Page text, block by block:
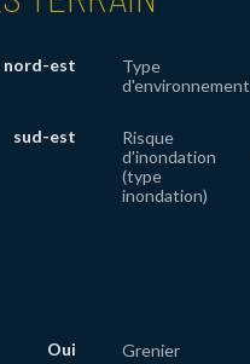
nord-est
Type
d'environnement
sud-est
Risque
d'inondation
(type
inondation)
Oui Grenier